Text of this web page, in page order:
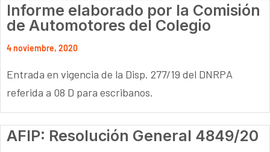
Informe elaborado por la Comisión
de Automotores del Colegio
4 noviembre, 2020
Entrada en vigencia de la Disp. 277/19 del DNRPA
referida a 08 D para escribanos.
AFIP: Resolución General 4849/20